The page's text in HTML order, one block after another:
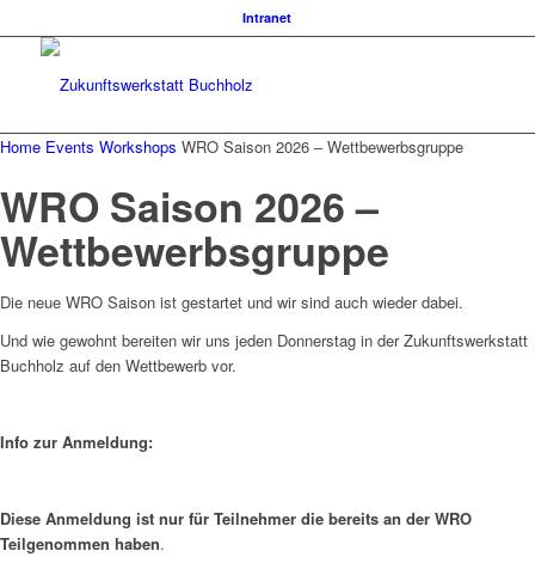
Intranet
Home Events Workshops WRO Saison 2026 – Wettbewerbsgruppe
WRO Saison 2026 –
Wettbewerbsgruppe
Die neue WRO Saison ist gestartet und wir sind auch wieder dabei.
Und wie gewohnt bereiten wir uns jeden Donnerstag in der Zukunftswerkstatt
Buchholz auf den Wettbewerb vor.
Info zur Anmeldung:
Diese Anmeldung ist nur für Teilnehmer die bereits an der WRO
Teilgenommen haben.